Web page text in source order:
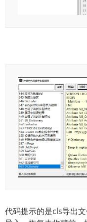
代码提示的是cls导出